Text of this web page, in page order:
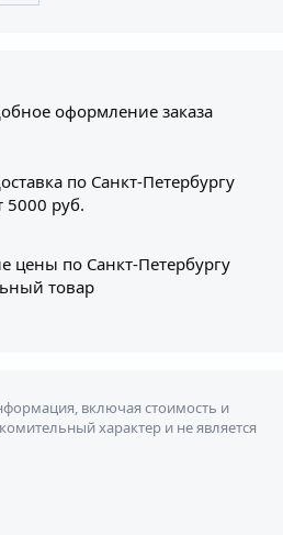
оформление заказа
по Санкт-Петербургу
5000 руб.
цены по Санкт-Петербургу
товар
включая стоимость и
характер и не является